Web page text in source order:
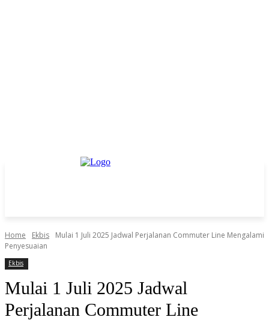
Home Ekbis
Mulai 1 Juli 2025 Jadwal Perjalanan Commuter Line Mengalami
Penyesuaian
Ekbis
Mulai 1 Juli 2025 Jadwal
Perjalanan Commuter Line